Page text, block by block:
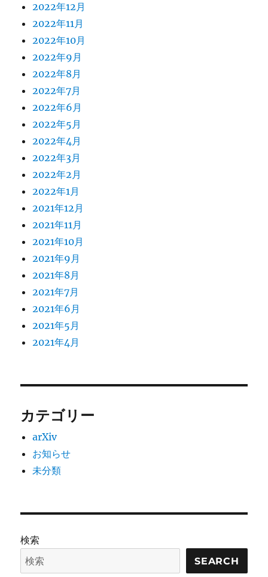
2022年12月
2022年11月
2022年10月
2022年9月
2022年8月
2022年7月
2022年6月
2022年5月
2022年4月
2022年3月
2022年2月
2022年1月
2021年12月
2021年11月
2021年10月
2021年9月
2021年8月
2021年7月
2021年6月
2021年5月
2021年4月
カテゴリー
arXiv
お知らせ
未分類
検索
SEARCH